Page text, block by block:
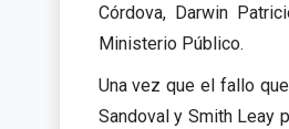
Córdova, Darwin
Ministerio Público.
Una vez que el fallo
Sandoval y Smith Leay